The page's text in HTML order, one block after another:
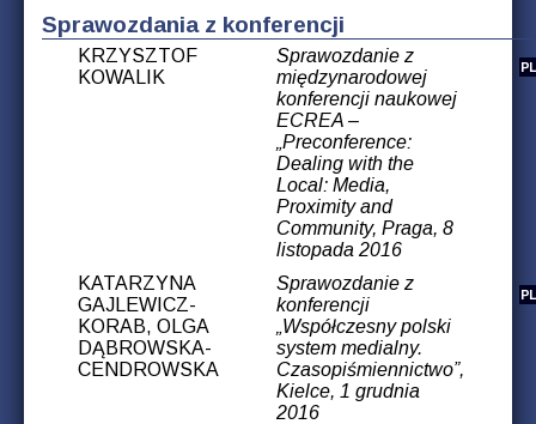
Sprawozdania z konferencji
KRZYSZTOF
KOWALIK
Sprawozdanie z
międzynarodowej
konferencji naukowej
ECREA –
„Preconference:
Dealing with the
Local: Media,
Proximity and
Community, Praga, 8
listopada 2016
KATARZYNA
GAJLEWICZ-
KORAB, OLGA
DĄBROWSKA-
CENDROWSKA
Sprawozdanie z
konferencji
„Współczesny polski
system medialny.
Czasopiśmiennictwo”,
Kielce, 1 grudnia
2016